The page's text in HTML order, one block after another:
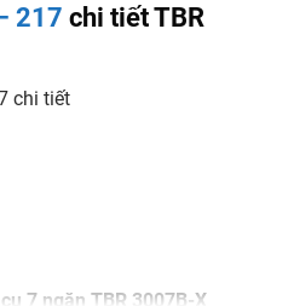
217 chi tiết TBR
chi tiết
7 ngăn TBR 3007B-X